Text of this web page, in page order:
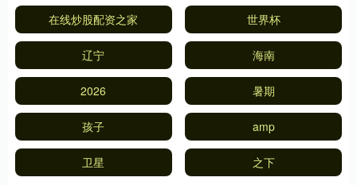
在线炒股配资之家 世界杯
辽宁 海南
2026 暑期
孩子 amp
卫星 之下